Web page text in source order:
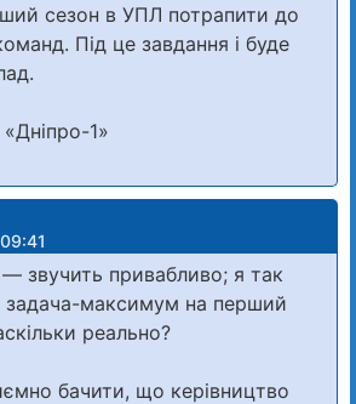
сезон в УПЛ потрапити до
Під це завдання і буде
1»
звучить привабливо; я так
максимум на перший
реально?
бачити, що керівництво